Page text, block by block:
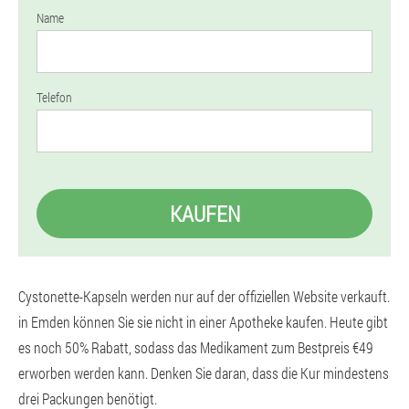
Name
Telefon
KAUFEN
Cystonette-Kapseln werden nur auf der offiziellen Website verkauft.
in Emden können Sie sie nicht in einer Apotheke kaufen. Heute gibt
es noch 50% Rabatt, sodass das Medikament zum Bestpreis €49
erworben werden kann. Denken Sie daran, dass die Kur mindestens
drei Packungen benötigt.